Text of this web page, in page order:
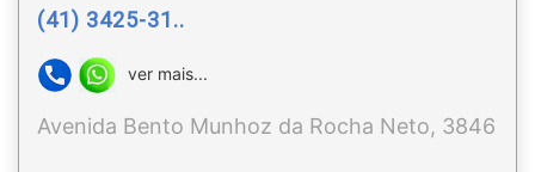
(41) 3425-31..
ver mais...
Avenida Bento Munhoz da Rocha Neto, 3846